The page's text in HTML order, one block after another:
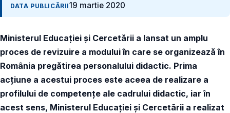
DATA PUBLICĂRII19 martie 2020
Ministerul Educației și Cercetării a lansat un amplu
proces de revizuire a modului în care se organizează în
România pregătirea personalului didactic. Prima
acțiune a acestui proces este aceea de realizare a
profilului de competențe ale cadrului didactic, iar în
acest sens, Ministerul Educației și Cercetării a realizat